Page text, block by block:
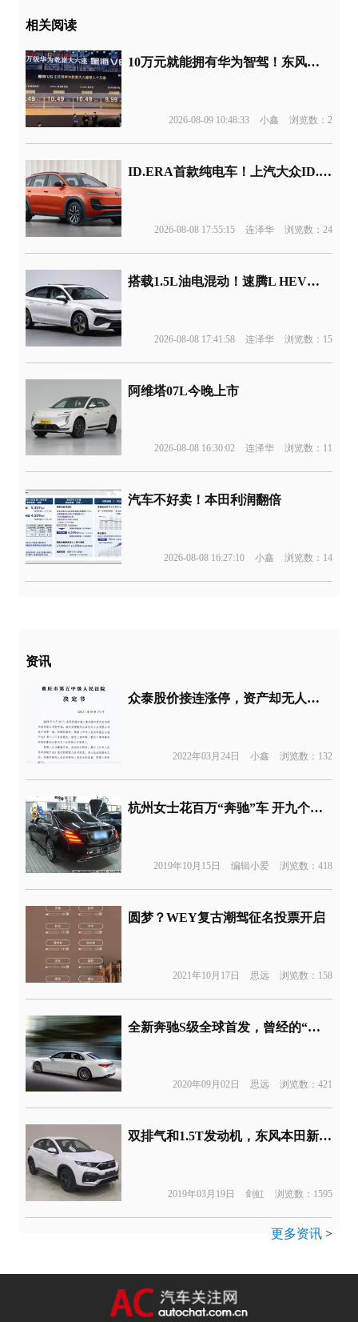
相关阅读
10万元就能拥有华为智驾！东风新车官宣
2026-08-09 10:48:33 小鑫 浏览数：2
ID.ERA首款纯电车！上汽大众ID.ERA 5X官图发布
2026-08-08 17:55:15 连泽华 浏览数：24
搭载1.5L油电混动！速腾L HEV版申报
2026-08-08 17:41:58 连泽华 浏览数：15
阿维塔07L今晚上市
2026-08-08 16:30:02 连泽华 浏览数：11
汽车不好卖！本田利润翻倍
2026-08-08 16:27:10 小鑫 浏览数：14
资讯
众泰股价接连涨停，资产却无人问津
2022年03月24日 小鑫 浏览数：132
杭州女士花百万“奔驰”车 开九个月万元轮毂就开裂？
2019年10月15日 编辑小爱 浏览数：418
圆梦？WEY复古潮驾征名投票开启
2021年10月17日 思远 浏览数：158
全新奔驰S级全球首发，曾经的“王者”气势还在么？
2020年09月02日 思远 浏览数：421
双排气和1.5T发动机，东风本田新款XR-V最新消息
2019年03月19日 剑虹 浏览数：1595
更多资讯>